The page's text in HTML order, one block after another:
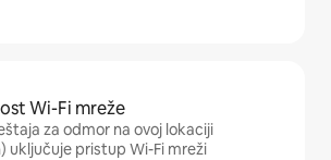
Wi-Fi mreže
za odmor na ovoj lokaciji
uključuje pristup Wi-Fi mreži